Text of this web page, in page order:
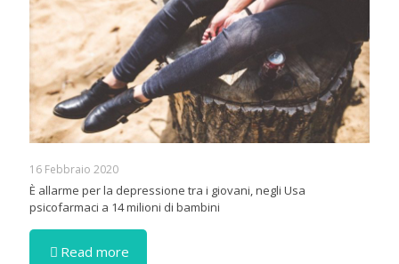
16 Febbraio 2020
È allarme per la depressione tra i giovani, negli Usa
psicofarmaci a 14 milioni di bambini
Read more